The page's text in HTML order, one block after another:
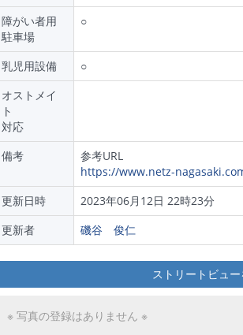
障がい者用
駐車場
○
乳児用設備
○
オストメイ
ト
対応
備考
参考URL
https://www.netz-
更新日時
2023年06月12日 22時23分
更新者
磯谷 俊仁
ストリートビュ
※ 写真の登録はありません ※